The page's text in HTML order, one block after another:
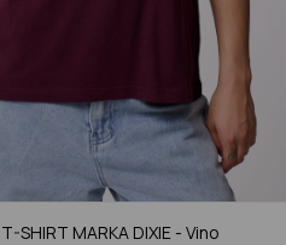
T-SHIRT MARKA DIXIE - Vino